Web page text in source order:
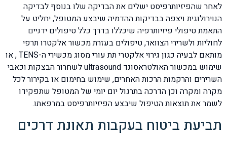
לאחר שהפיזיותרפיסט ישלים את הבדיקה שלו בנוסף לבדיקה
הנוירולוגית ויצפה בבדיקות ההדמיה שיבצע המטופל, יחליט על
התאמת טיפולי פיזיותרפיה שיכללו בדרך כלל טיפולים ידניים
לחוליות ולשרירי הצוואר, טיפולים בעזרת מכשור אלקטרו תרפי
מותאם לבעיה כגון גירוי אלקטרי תת עורי מסוג מכשירי ה-TENS , או
שימוש במכשור האולטראסונד ultrasound לשחרור הבצקות וכאבי
השרירים והרקמות הרכות האחרים, שימוש בחימום או בקירור לכל
מקרה ומקרה וכן הדרכה בתרגול יום יומי של המטופל שתפקידו
לשמר את תוצאות הטיפול שיבצע הפיזיותרפיסט במרפאתו.
תביעת ביטוח בעקבות תאונת דרכים